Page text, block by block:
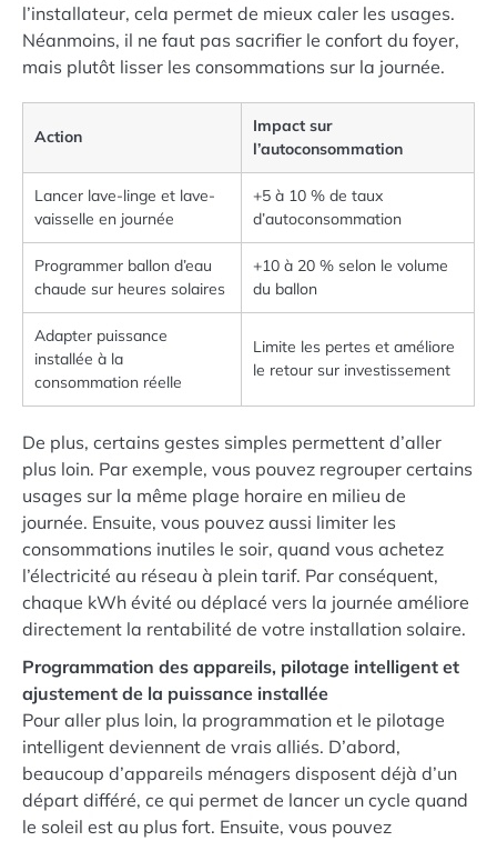
l’installateur, cela permet de mieux caler les usages.
Néanmoins, il ne faut pas sacrifier le confort du foyer,
mais plutôt lisser les consommations sur la journée.
Action
Impact sur
l’autoconsommation
Lancer lave-linge et lave-
vaisselle en journée
+5 à 10 % de taux
d’autoconsommation
Programmer ballon d’eau
chaude sur heures solaires
+10 à 20 % selon le volume
du ballon
Adapter puissance
installée à la
consommation réelle
Limite les pertes et améliore
le retour sur investissement
De plus, certains gestes simples permettent d’aller
plus loin. Par exemple, vous pouvez regrouper certains
usages sur la même plage horaire en milieu de
journée. Ensuite, vous pouvez aussi limiter les
consommations inutiles le soir, quand vous achetez
l’électricité au réseau à plein tarif. Par conséquent,
chaque kWh évité ou déplacé vers la journée améliore
directement la rentabilité de votre installation solaire.
Programmation des appareils, pilotage intelligent et
ajustement de la puissance installée
Pour aller plus loin, la programmation et le pilotage
intelligent deviennent de vrais alliés. D’abord,
beaucoup d’appareils ménagers disposent déjà d’un
départ différé, ce qui permet de lancer un cycle quand
le soleil est au plus fort. Ensuite, vous pouvez